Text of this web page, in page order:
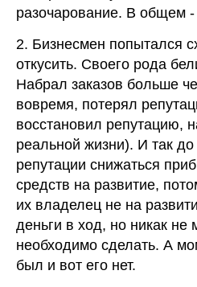
разочарование. В
2. Бизнесмен попытался
откусить. Своего рода
Набрал заказов больше
вовремя, потерял
восстановил репутацию,
реальной жизни). И так
репутации снижаться
средств на развитие,
их владелец не на
деньги в ход, но никак не
необходимо сделать. А
был и вот его нет.